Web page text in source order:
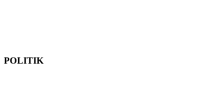
POLITIK